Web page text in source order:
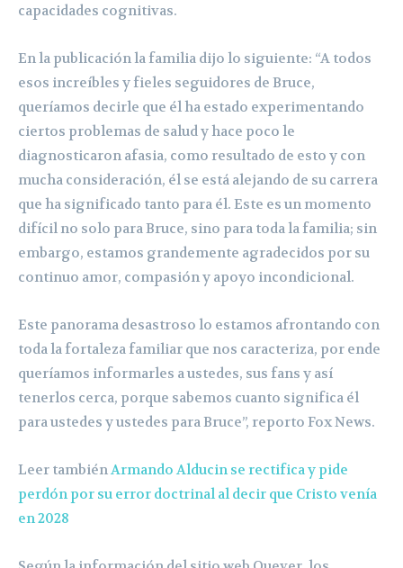
capacidades cognitivas.
En la publicación la familia dijo lo siguiente: “A todos
esos increíbles y fieles seguidores de Bruce,
queríamos decirle que él ha estado experimentando
ciertos problemas de salud y hace poco le
diagnosticaron afasia, como resultado de esto y con
mucha consideración, él se está alejando de su carrera
que ha significado tanto para él. Este es un momento
difícil no solo para Bruce, sino para toda la familia; sin
embargo, estamos grandemente agradecidos por su
continuo amor, compasión y apoyo incondicional.
Este panorama desastroso lo estamos afrontando con
toda la fortaleza familiar que nos caracteriza, por ende
queríamos informarles a ustedes, sus fans y así
tenerlos cerca, porque sabemos cuanto significa él
para ustedes y ustedes para Bruce”, reporto Fox News.
Leer tambiénArmando Alducin se rectifica y pide
perdón por su error doctrinal al decir que Cristo venía
en 2028